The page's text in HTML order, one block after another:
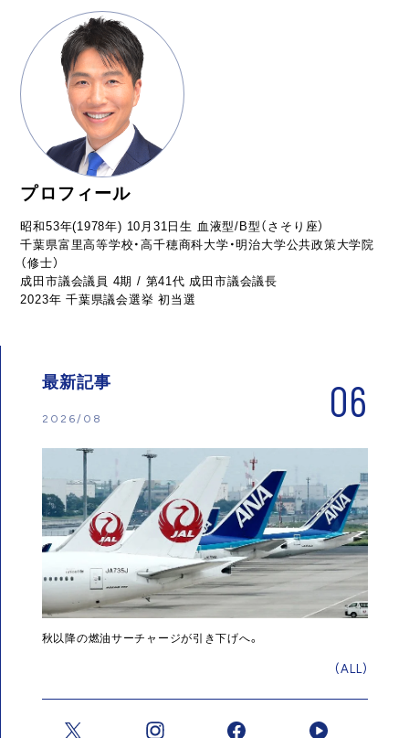
プロフィール
昭和53年(1978年) 10月31日生 血液型/B型（さそり座）
千葉県富里高等学校・高千穂商科大学・明治大学公共政策大学院
（修士）
成田市議会議員 4期 / 第41代 成田市議会議長
2023年 千葉県議会選挙 初当選
最新記事
2026/08 06
秋以降の燃油サーチャージが引き下げへ。
(ALL)